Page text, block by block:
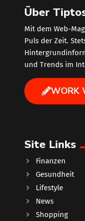
Über
Mit dem Web-
Puls der Zeit.
und Trends im
WORK
Site Links
Finanzen
Gesundheit
Lifestyle
News
Shopping